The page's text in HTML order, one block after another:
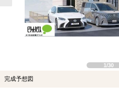
1/30
完成予想図